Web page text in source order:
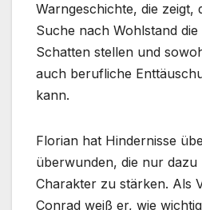
Warngeschichte, die zeigt,
Suche nach Wohlstand
Schatten stellen und
auch berufliche
kann.
Florian hat Hindernisse
überwunden, die nur dazu
Charakter zu stärken. Als
Conrad weiß er, wie